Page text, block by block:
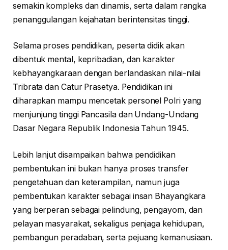
semakin kompleks dan dinamis, serta dalam rangka
penanggulangan kejahatan berintensitas tinggi.
Selama proses pendidikan, peserta didik akan
dibentuk mental, kepribadian, dan karakter
kebhayangkaraan dengan berlandaskan nilai-nilai
Tribrata dan Catur Prasetya. Pendidikan ini
diharapkan mampu mencetak personel Polri yang
menjunjung tinggi Pancasila dan Undang-Undang
Dasar Negara Republik Indonesia Tahun 1945.
Lebih lanjut disampaikan bahwa pendidikan
pembentukan ini bukan hanya proses transfer
pengetahuan dan keterampilan, namun juga
pembentukan karakter sebagai insan Bhayangkara
yang berperan sebagai pelindung, pengayom, dan
pelayan masyarakat, sekaligus penjaga kehidupan,
pembangun peradaban, serta pejuang kemanusiaan.